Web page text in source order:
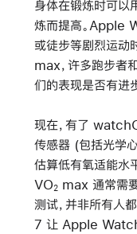
身体在锻炼时可以
炼而提高。Apple
或徒步等剧烈运动
max，许多跑步者
们的表现是否有进步
现在，有了
传感器 (包括光学
估算低有氧适能水
VO 2max 通常需
测试，并非所有人
7 让 Apple Watch